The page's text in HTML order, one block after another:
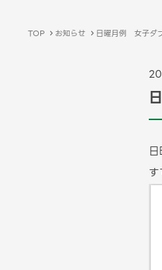
TOP お知らせ 日曜月例 女子ダ